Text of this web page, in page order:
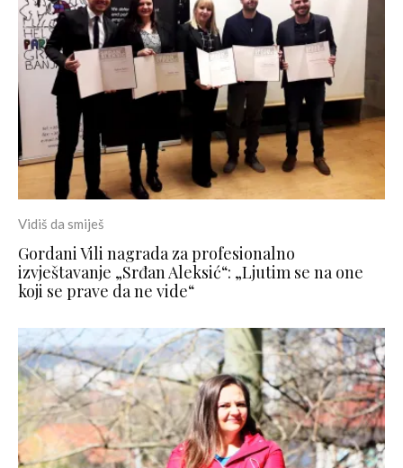
Vidiš da smiješ
Gordani Vili nagrada za profesionalno
izvještavanje „Srđan Aleksić“: „Ljutim se na one
koji se prave da ne vide“